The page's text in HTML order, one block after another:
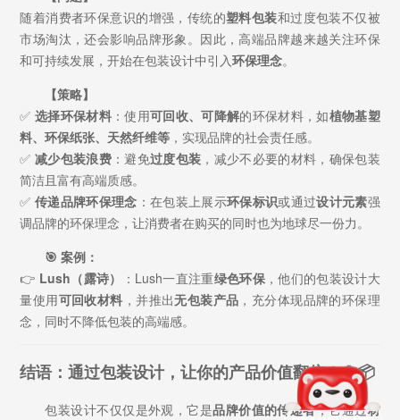
随着消费者环保意识的增强，传统的塑料包装和过度包装不仅被
市场淘汰，还会影响品牌形象。因此，高端品牌越来越关注环保
和可持续发展，开始在包装设计中引入环保理念。
【策略】
✅选择环保材料 ：使用可回收、可降解的环保材料，如植物基塑
料、环保纸张、天然纤维等 ，实现品牌的社会责任感。
✅减少包装浪费 ：避免过度包装 ，减少不必要的材料，确保包装
简洁且富有高端质感。
✅传递品牌环保理念 ：在包装上展示环保标识或通过设计元素强
调品牌的环保理念，让消费者在购买的同时也为地球尽一份力。
🎯 案例：
👉 Lush（露诗） ：Lush一直注重绿色环保 ，他们的包装设计大
量使用可回收材料 ，并推出无包装产品 ，充分体现品牌的环保理
念，同时不降低包装的高端感。
结语：通过包装设计，让你的产品价值翻倍！💎📦
包装设计不仅仅是外观，它是品牌价值的传递者，它通过材